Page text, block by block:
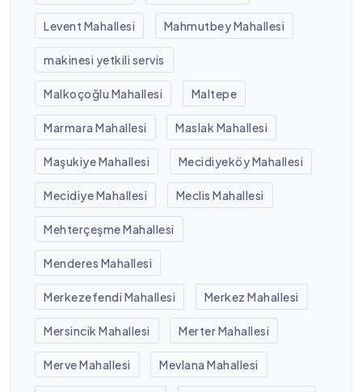
Levent Mahallesi Mahmutbey Mahallesi
makinesi yetkili servis
Malkoçoğlu Mahallesi Maltepe
Marmara Mahallesi Maslak Mahallesi
Maşukiye Mahallesi Mecidiyeköy Mahallesi
Mecidiye Mahallesi Meclis Mahallesi
Mehterçeşme Mahallesi
Menderes Mahallesi
Merkezefendi Mahallesi Merkez Mahallesi
Mersincik Mahallesi Merter Mahallesi
Merve Mahallesi Mevlana Mahallesi